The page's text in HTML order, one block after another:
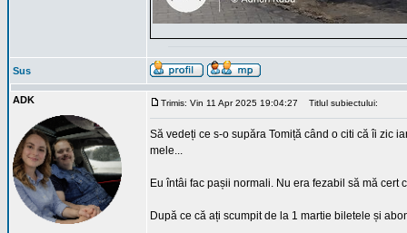
Sus
ADK Trimis: Vin 11 Apr 2025 19:04:27 Titlul subiectului:
Să vedeți ce s-o supăra Tomiță când o citi că îi zic
mele...
Eu întâi fac pașii normali. Nu era fezabil să mă
După ce că ați scumpit de la 1 martie biletele și